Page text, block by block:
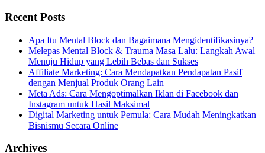
Recent Posts
Apa Itu Mental Block dan Bagaimana Mengidentifikasinya?
Melepas Mental Block & Trauma Masa Lalu: Langkah Awal
Menuju Hidup yang Lebih Bebas dan Sukses
Affiliate Marketing: Cara Mendapatkan Pendapatan Pasif
dengan Menjual Produk Orang Lain
Meta Ads: Cara Mengoptimalkan Iklan di Facebook dan
Instagram untuk Hasil Maksimal
Digital Marketing untuk Pemula: Cara Mudah Meningkatkan
Bisnismu Secara Online
Archives